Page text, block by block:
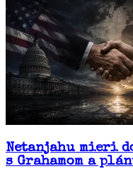
Netanjahu mieri
s Grahamom a